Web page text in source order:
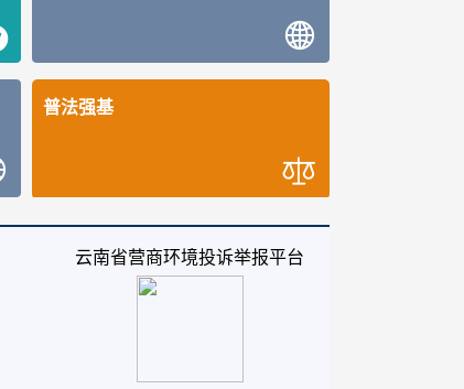
普法强基
云南省营商环境投诉举报平台